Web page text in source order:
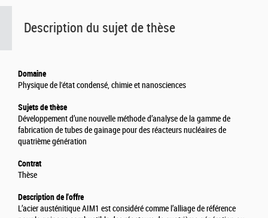
Description du sujet de thèse
Domaine
Physique de l'état condensé, chimie et nanosciences
Sujets de thèse
Développement d’une nouvelle méthode d’analyse de la gamme de
fabrication de tubes de gainage pour des réacteurs nucléaires de
quatrième génération
Contrat
Thèse
Description de l'offre
L’acier austénitique AIM1 est considéré comme l’alliage de référence